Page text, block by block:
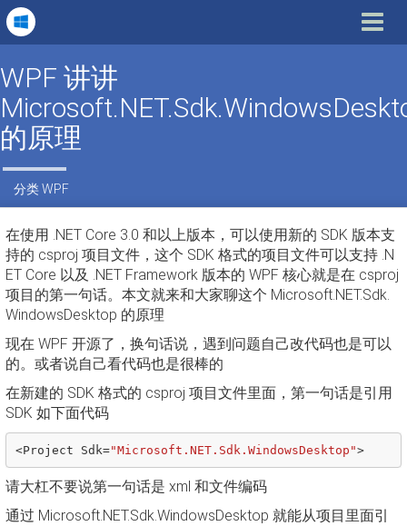
Toggle
WPF 讲讲
的原理
分类WPF
在使用 .NET Core 3.0 和以上版本，可以使用新的 SDK 版本支
持的 csproj 项目文件，这个 SDK 格式的项目文件可以支持 .N
ET Core 以及 .NET Framework 版本的 WPF 核心就是在 csproj
项目的第一句话。本文就来和大家聊这个 Microsoft.NET.Sdk.
WindowsDesktop 的原理
现在 WPF 开源了，换句话说，遇到问题自己改代码也是可以
的。或者说自己看代码也是很棒的
在新建的 SDK 格式的 csproj 项目文件里面，第一句话是引用
SDK 如下面代码
<Project Sdk="Microsoft.NET.Sdk.WindowsDesktop">
请大杠不要说第一句话是 xml 和文件编码
通过 Microsoft.NET.Sdk.WindowsDesktop 就能从项目里面引